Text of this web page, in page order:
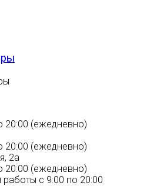
20:00 (ежедневно)
20:00 (ежедневно)
2а
20:00 (ежедневно)
с 9:00 по 20:00